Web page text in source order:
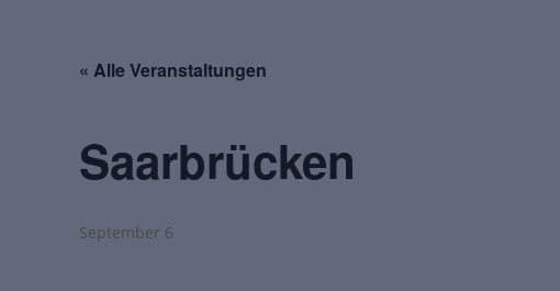
« Alle Veranstaltungen
Saarbrücken
September 6